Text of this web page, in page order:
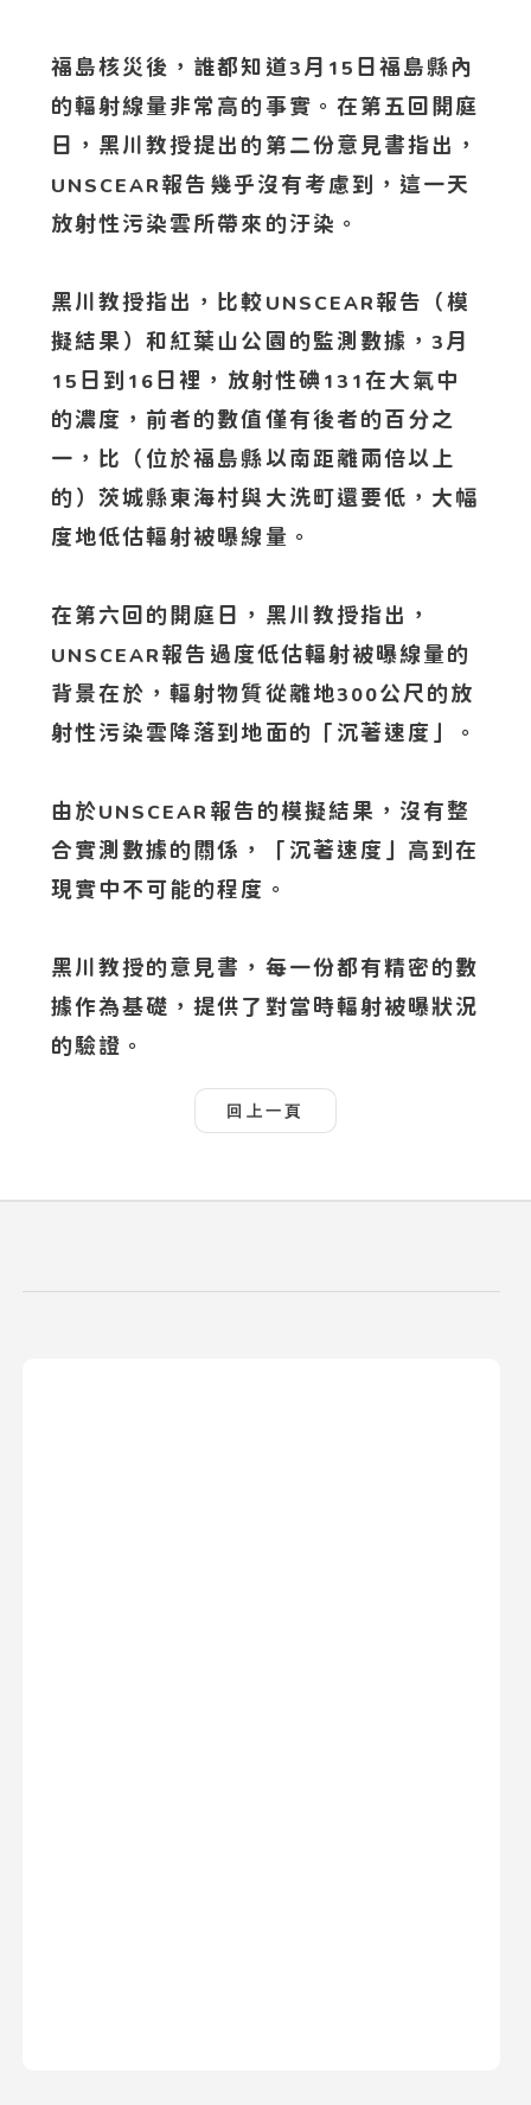
福島核災後，誰都知道3 月 15 日福島縣內
的輻射線量非常高的事實。在第五回開庭
日，黑川教授提出的第二份意見書指出，
UNSCEAR 報告幾乎沒有考慮到，這一天
放射性污染雲所帶來的汙染。
黑川教授指出，比較 UNSCEAR 報告（模
擬結果）和紅葉山公園的監測數據， 3 月
15 日到 16 日裡，放射性碘 131 在大氣中
的濃度，前者的數值僅有後者的百分之
一，比（位於福島縣以南距離兩倍以上
的）茨城縣東海村與大洗町還要低，大幅
度地低估輻射被曝線量。
在第六回的開庭日，黑川教授指出，
UNSCEAR 報告過度低估輻射被曝線量的
背景在於，輻射物質從離地300公尺的放
射性污染雲降落到地面的「沉著速度」。
由於UNSCEAR 報告的模擬結果，沒有整
合實測數據的關係，「沉著速度」高到在
現實中不可能的程度。
黑川教授的意見書，每一份都有精密的數
據作為基礎，提供了對當時輻射被曝狀況
的驗證。